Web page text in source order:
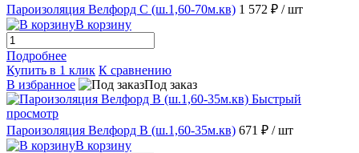
Пароизоляция Велфорд С (ш.1,60-70м.кв) 1 572 ₽ / шт
В корзину
Подробнее
Купить в 1 клик К сравнению
В избранное
Под заказ
Быстрый
просмотр
Пароизоляция Велфорд В (ш.1,60-35м.кв) 671 ₽ / шт
В корзину